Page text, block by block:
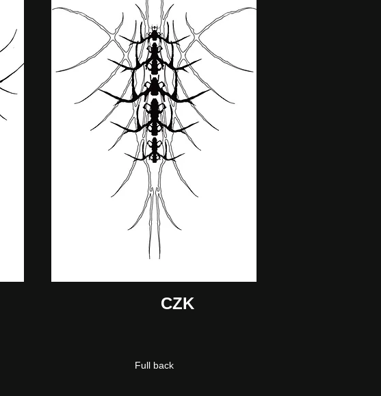
CZK
Full back